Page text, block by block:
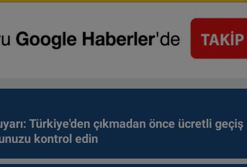
Türkiye'den çıkmadan önce ücretli geçiş
kontrol edin